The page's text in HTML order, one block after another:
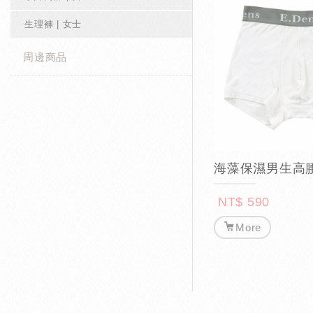
生理褲 | 女士
周邊商品
海藻保濕男生高
NT$ 590
More